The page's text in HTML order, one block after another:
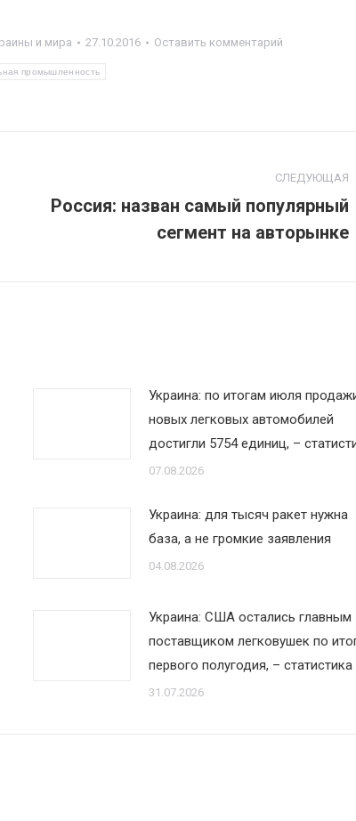
и мира 27.10.2016 Оставить комментарий
промышленность
СЛЕДУЮЩАЯ
Следующая
Россия: назван самый популярный
сегмент на авторынке
Украина: по итогам июля
новых легковых автомобилей
достигли 5754 единиц, –
07.08.2026
Украина: для тысяч ракет нужна
база, а не громкие заявления
04.08.2026
Украина: США остались главным
поставщиком легковушек по
первого полугодия, – статистика
31.07.2026